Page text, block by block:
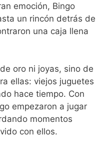
emoción, Bingo
un rincón detrás de
una caja llena
oro ni joyas, sino de
ellas: viejos juguetes
hace tiempo. Con
empezaron a jugar
momentos
con ellos.